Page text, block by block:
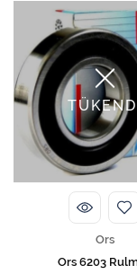
Ors
Ors 6203